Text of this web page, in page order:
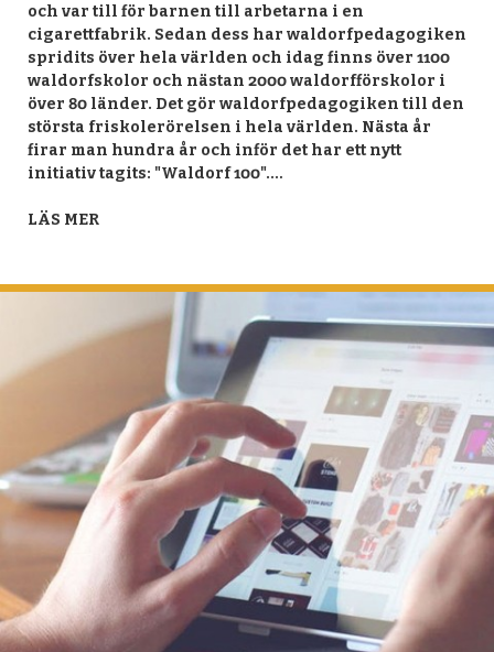
och var till för barnen till arbetarna i en
cigarettfabrik. Sedan dess har waldorfpedagogiken
spridits över hela världen och idag finns över 1100
waldorfskolor och nästan 2000 waldorfförskolor i
över 80 länder. Det gör waldorfpedagogiken till den
största friskolerörelsen i hela världen. Nästa år
firar man hundra år och inför det har ett nytt
initiativ tagits: "Waldorf 100".…
LÄS MER